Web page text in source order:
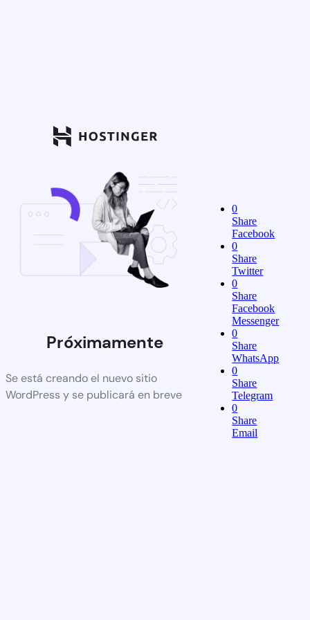
Próximamente
Se está creando el nuevo sitio
WordPress y se publicará en breve
0
Share
Facebook
0
Share
Twitter
0
Share
Facebook
Messenger
0
Share
WhatsApp
0
Share
Telegram
0
Share
Email